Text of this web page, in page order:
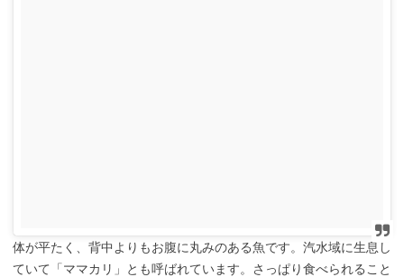
体が平たく、背中よりもお腹に丸みのある魚です。汽水域に生息し
ていて「ママカリ」とも呼ばれています。さっぱり食べられること